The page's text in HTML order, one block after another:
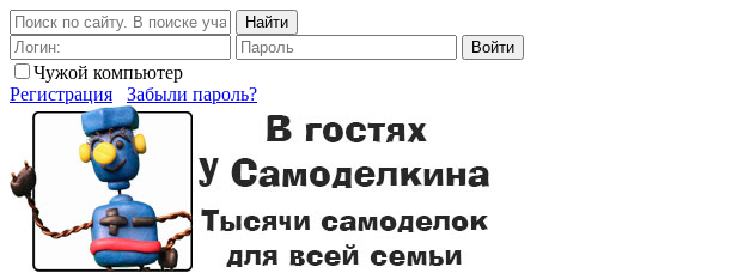
Найти
Войти
Чужой компьютер
Регистрация
Забыли пароль?